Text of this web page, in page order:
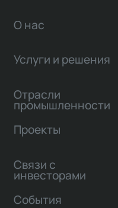
О нас
Услуги и решения
Отрасли
промышленности
Проекты
Связи с
инвесторами
События